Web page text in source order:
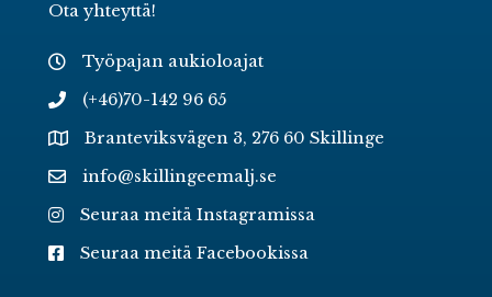
Ota yhteyttä!
Työpajan aukioloajat
(+46)70-142 96 65
Branteviksvägen 3, 276 60 Skillinge
info@skillingeemalj.se
Seuraa meitä Instagramissa
Seuraa meitä Facebookissa